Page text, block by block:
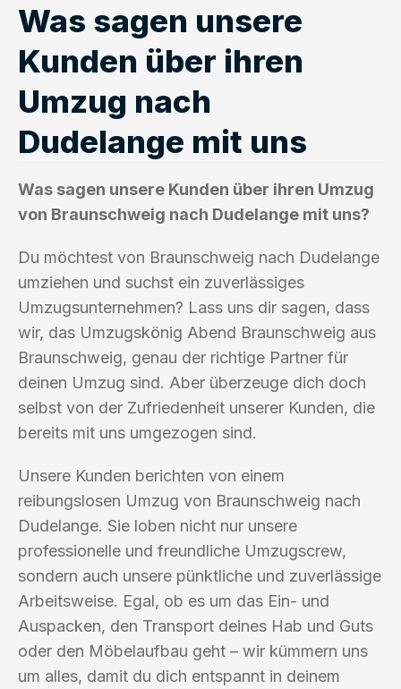
Was sagen unsere
Kunden über ihren
Umzug nach
Dudelange mit uns
Was sagen unsere Kunden über ihren Umzug
von Braunschweig nach Dudelange mit uns?
Du möchtest von Braunschweig nach Dudelange
umziehen und suchst ein zuverlässiges
Umzugsunternehmen? Lass uns dir sagen, dass
wir, das Umzugskönig Abend Braunschweig aus
Braunschweig, genau der richtige Partner für
deinen Umzug sind. Aber überzeuge dich doch
selbst von der Zufriedenheit unserer Kunden, die
bereits mit uns umgezogen sind.
Unsere Kunden berichten von einem
reibungslosen Umzug von Braunschweig nach
Dudelange. Sie loben nicht nur unsere
professionelle und freundliche Umzugscrew,
sondern auch unsere pünktliche und zuverlässige
Arbeitsweise. Egal, ob es um das Ein- und
Auspacken, den Transport deines Hab und Guts
oder den Möbelaufbau geht – wir kümmern uns
um alles, damit du dich entspannt in deinem